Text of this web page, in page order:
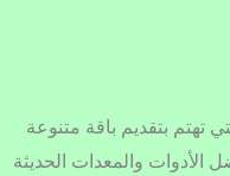
تهتم بتقديم باقة متنوعة
والمعدات الحديثة